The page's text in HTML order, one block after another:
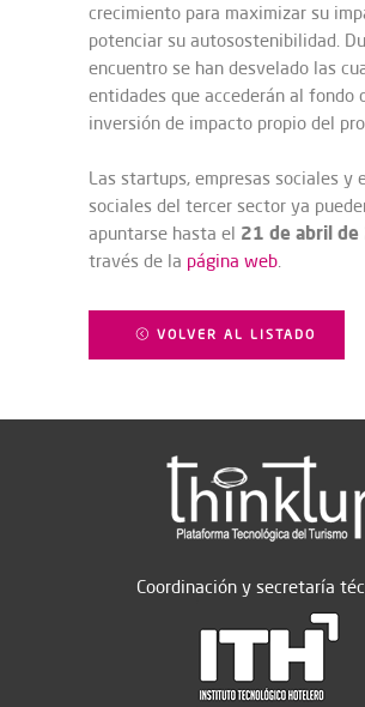
crecimiento para maximizar su
potenciar su autosostenibilidad.
encuentro se han desvelado las
entidades que accederán al fondo
inversión de impacto propio del
Las startups, empresas sociales y
sociales del tercer sector ya
apuntarse hasta el 21 de abril
través de la página web.
VOLVER AL LISTADO
Coordinación y secretaría